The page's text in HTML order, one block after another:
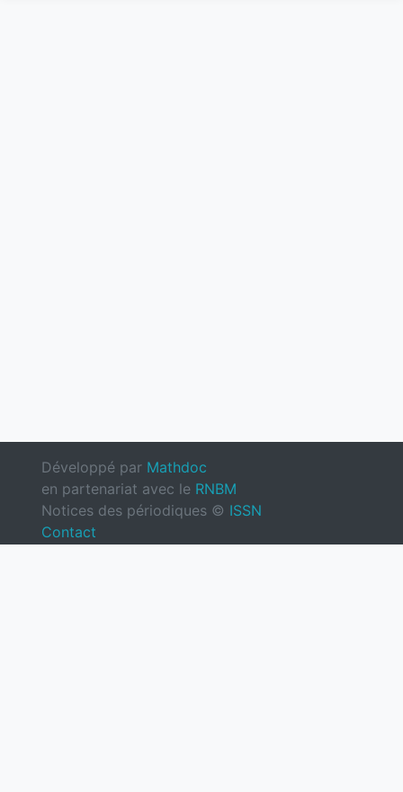
Développé par Mathdoc
en partenariat avec le RNBM
Notices des périodiques © ISSN
Contact